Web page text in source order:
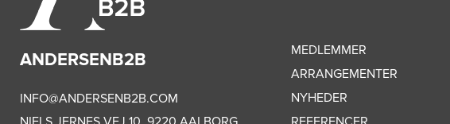
ANDERSENB2B
INFO@ANDERSENB2B.COM
MEDLEMMER
ARRANGEMENTER
NYHEDER